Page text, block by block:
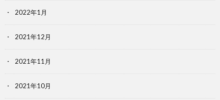
2022年1月
2021年12月
2021年11月
2021年10月